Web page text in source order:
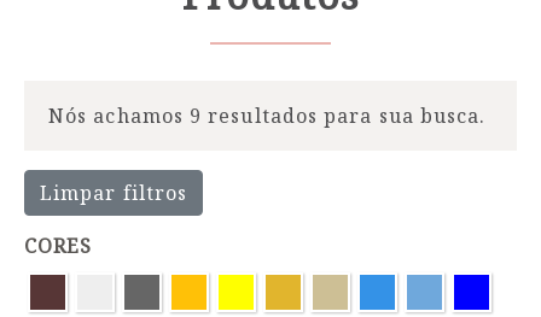
Nós achamos 9 resultados para sua busca.
Limpar filtros
CORES